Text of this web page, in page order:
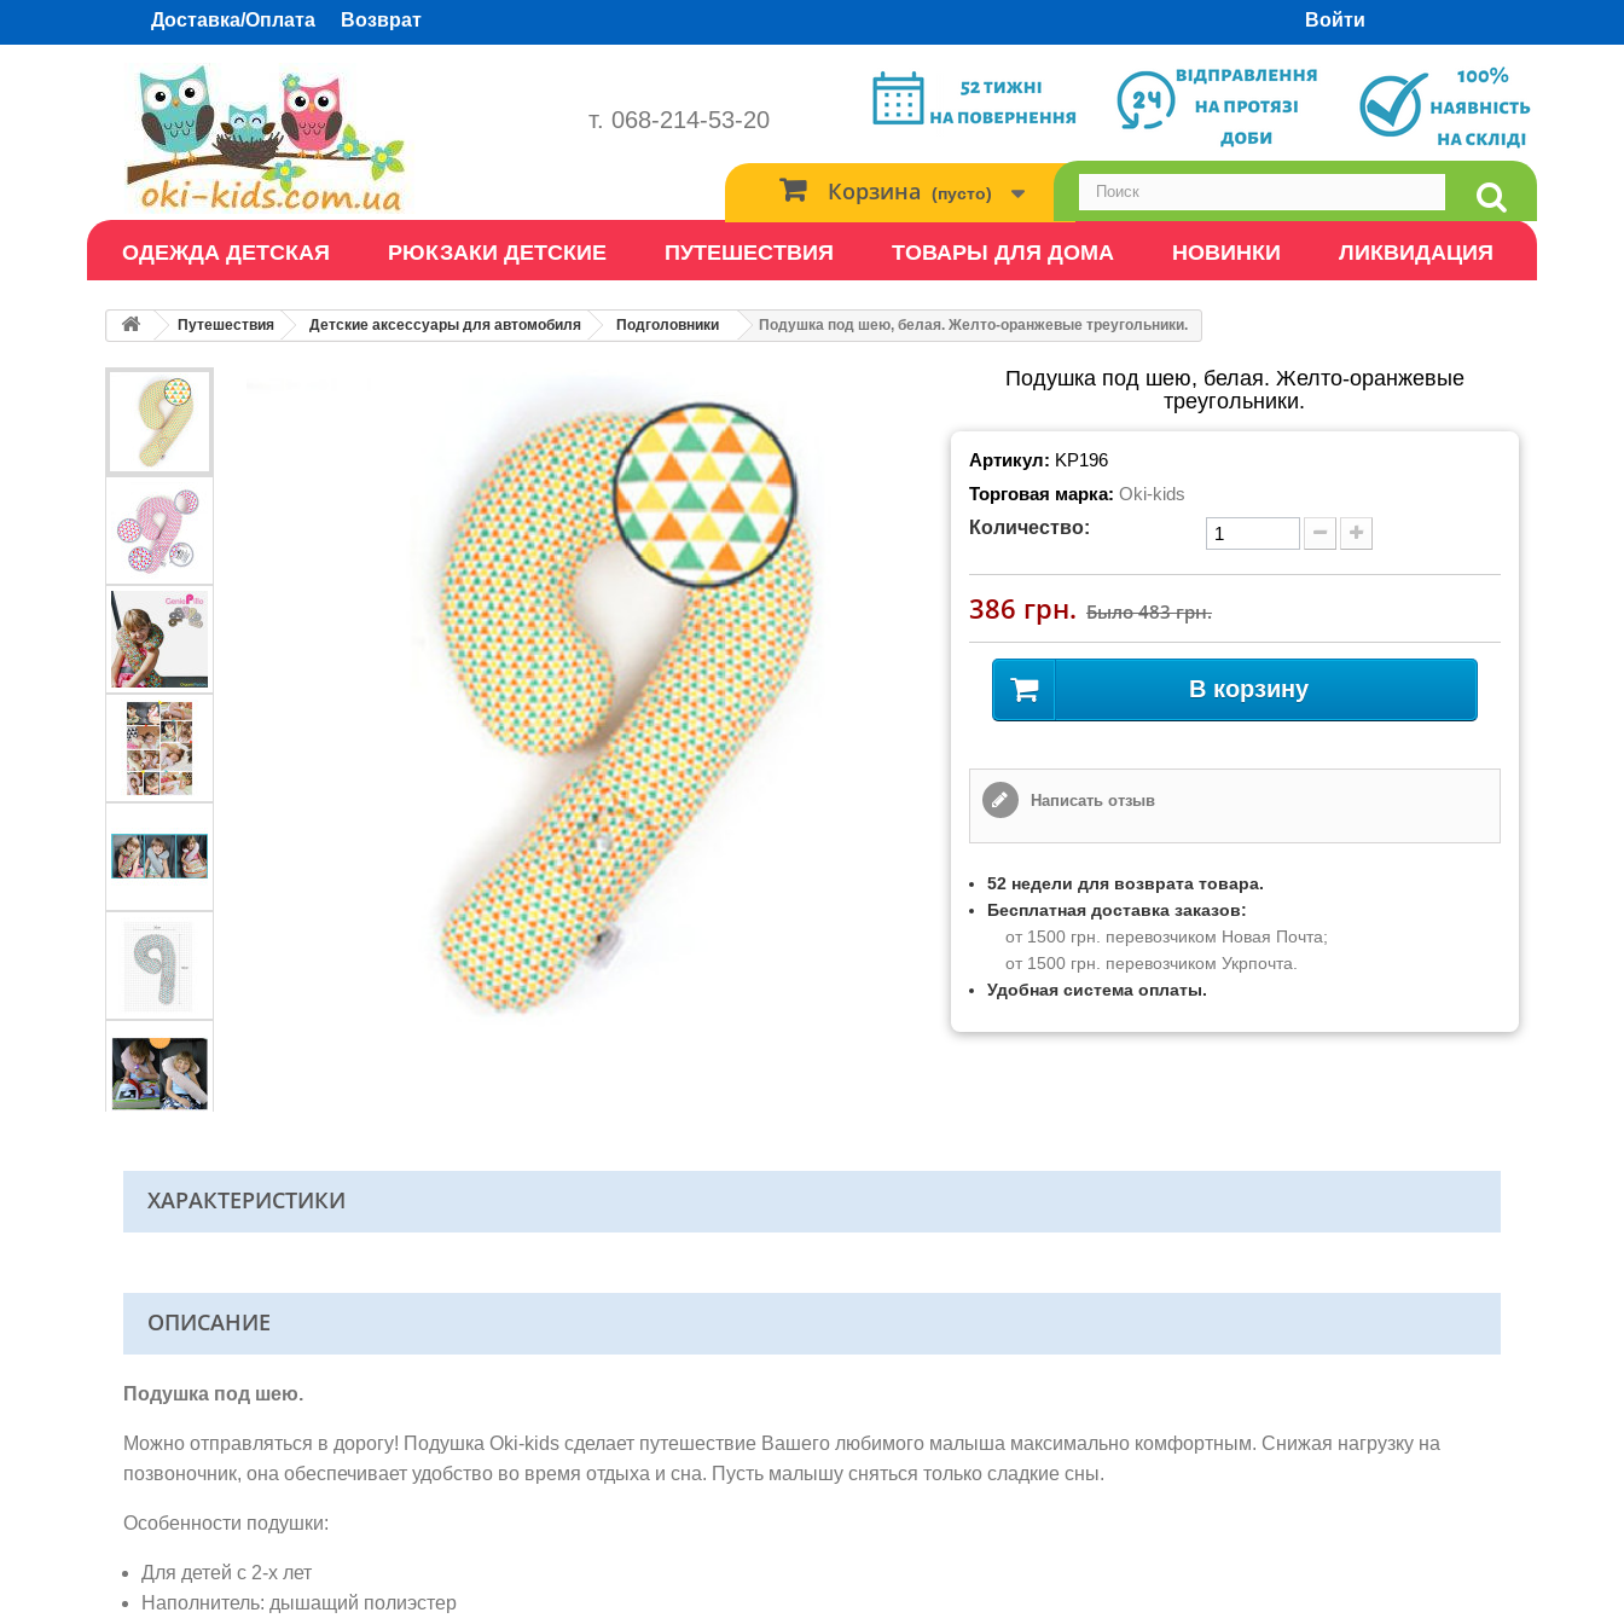
Доставка/Оплата Возврат Войти
т. 068-214-53-20
Корзина (пусто)
ОДЕЖДА ДЕТСКАЯ РЮКЗАКИ ДЕТСКИЕ ПУТЕШЕСТВИЯ ТОВАРЫ ДЛЯ ДОМА НОВИНКИ ЛИКВИДАЦИЯ
Путешествия Детские аксессуары для автомобиля Подголовники Подушка под шею, белая. Желто-оранжевые треугольники.
Подушка под шею, белая. Желто-оранжевые
треугольники.
Артикул: KP196
Торговая марка: Oki-kids
Количество:
386 грн. Было483 грн.
В корзину
Написать отзыв
52 недели для возврата товара.
Бесплатная доставка заказов:
от 1500 грн. перевозчиком Новая Почта;
от 1500 грн. перевозчиком Укрпочта.
Удобная система оплаты.
ХАРАКТЕРИСТИКИ
ОПИСАНИЕ
Подушка под шею.
Можно отправляться в дорогу! Подушка Oki-kids сделает путешествие Вашего любимого малыша максимально комфортным. Снижая нагрузку на
позвоночник, она обеспечивает удобство во время отдыха и сна. Пусть малышу сняться только сладкие сны.
Особенности подушки:
Для детей с 2-х лет
Наполнитель: дышащий полиэстер